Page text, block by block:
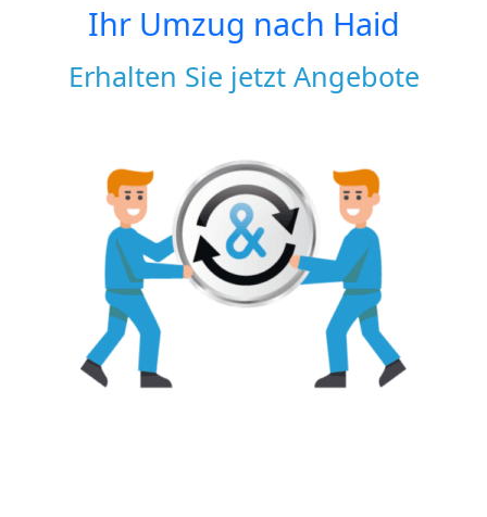
Ihr Umzug nach Haid
Erhalten Sie jetzt Angebote